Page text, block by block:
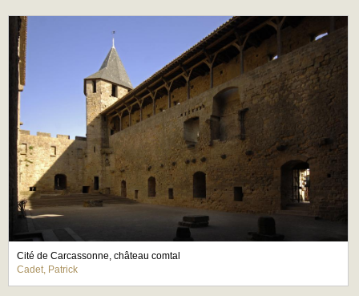
Cité de Carcassonne, château comtal
Cadet, Patrick